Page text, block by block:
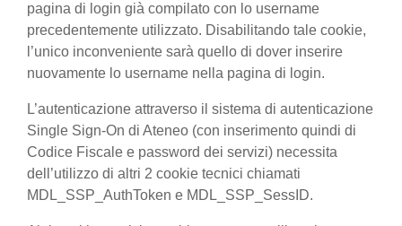
pagina di login già compilato con lo username
precedentemente utilizzato. Disabilitando tale cookie,
l’unico inconveniente sarà quello di dover inserire
nuovamente lo username nella pagina di login.
L’autenticazione attraverso il sistema di autenticazione
Single Sign-On di Ateneo (con inserimento quindi di
Codice Fiscale e password dei servizi) necessita
dell’utilizzo di altri 2 cookie tecnici chiamati
MDL_SSP_AuthToken e MDL_SSP_SessID.